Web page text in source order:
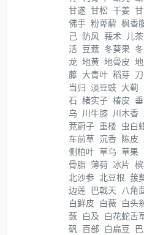
甘遂 甘松 干姜
佛手 粉萆薢 枫香
己 防风 莪术 儿茶
活 豆蔻 冬葵果
龙 地黄 地骨皮
藤 大青叶 稻芽
当归 淡豆豉 大蓟
石 楮实子 椿皮
乌 川牛膝 川木香
茺蔚子 重楼 虫白
车前草 沉香 陈皮
侧柏叶 草乌 草果
骨脂 薄荷 冰片
北沙参 北豆根 菝
边莲 巴戟天 八角
白鲜皮 白薇 白头
蔹 白及 白花蛇舌
矾 百部 白扁豆